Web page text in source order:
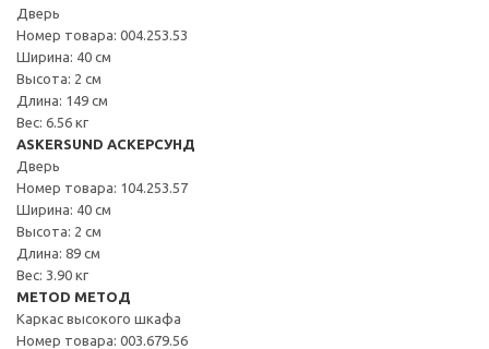
Дверь
Номер товара: 004.253.53
Ширина: 40 см
Высота: 2 см
Длина: 149 см
Вес: 6.56 кг
ASKERSUND АСКЕРСУНД
Дверь
Номер товара: 104.253.57
Ширина: 40 см
Высота: 2 см
Длина: 89 см
Вес: 3.90 кг
METOD МЕТОД
Каркас высокого шкафа
Номер товара: 003.679.56